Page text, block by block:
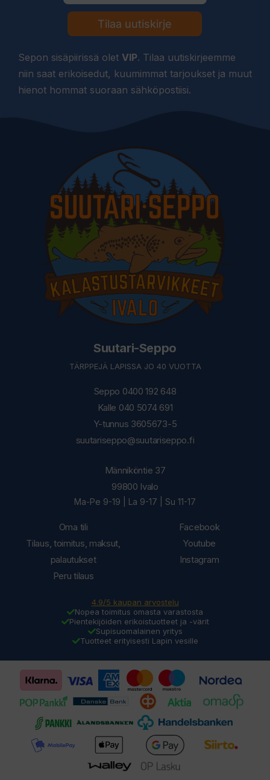
Tilaa uutiskirje
Sepon sisäpiirissä olet VIP. Tilaa uutiskirjeemme
niin saat erikoisedut, kuumimmat tarjoukset ja muut
hienot hommat suoraan sähköpostiisi.
Suutari-Seppo
TÄRPPEJÄ LAPISSA JO 40 VUOTTA
Seppo 0400 192 648
Kalle 040 5074 691
Y-tunnus 3605673-5
suutariseppo@suutariseppo.fi
Oma tili
Tilaus, toimitus, maksut,
palautukset
Peru tilaus
Männiköntie 37
99800 Ivalo
Ma-Pe 9-19 | La 9-17 | Su 11-17
Facebook
Youtube
Instagram
4.9/5 kaupan arvostelu
Nopea toimitus omasta varastosta
Pientekijöiden erikoistuotteet ja -värit
Supisuomalainen yritys
Tuotteet erityisesti Lapin vesille